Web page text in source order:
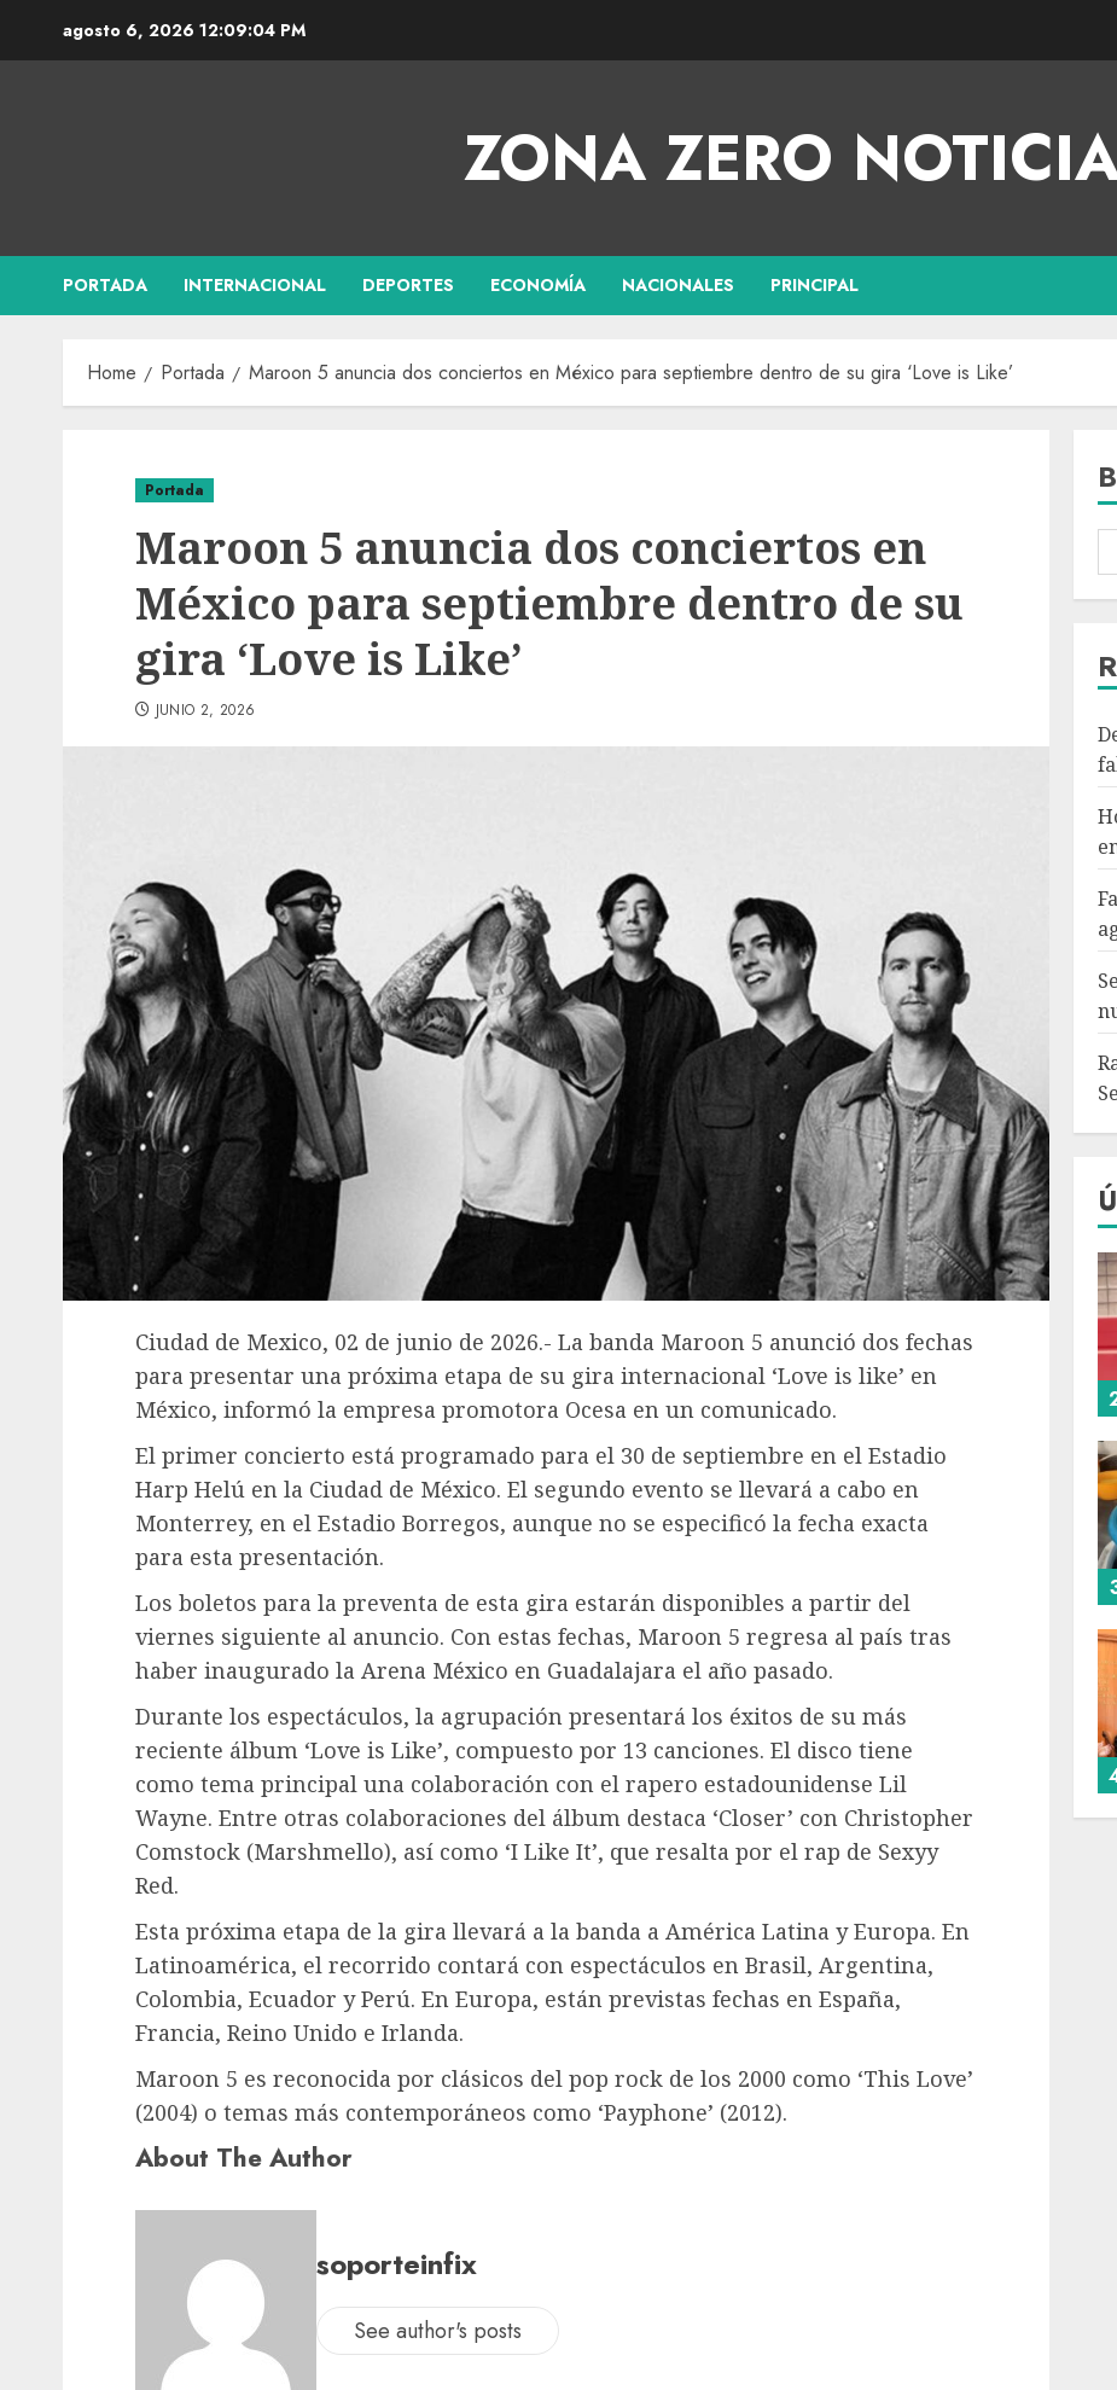
agosto 6, 2026 12:09:04 PM
ZONA ZERO
PORTADA INTERNACIONAL DEPORTES ECONOMÍA NACIONALES PRINCIPAL
Home Portada Maroon 5 anuncia dos conciertos en México para septiembre dentro de su gira ‘Love is Like’
Portada
Maroon 5 anuncia dos conciertos en
México para septiembre dentro de su
gira ‘Love is Like’
JUNIO 2, 2026
Ciudad de Mexico, 02 de junio de 2026.- La banda Maroon 5 anunció dos fechas
para presentar una próxima etapa de su gira internacional ‘Love is like’ en
México, informó la empresa promotora Ocesa en un comunicado.
El primer concierto está programado para el 30 de septiembre en el Estadio
Harp Helú en la Ciudad de México. El segundo evento se llevará a cabo en
Monterrey, en el Estadio Borregos, aunque no se especificó la fecha exacta
para esta presentación.
Los boletos para la preventa de esta gira estarán disponibles a partir del
viernes siguiente al anuncio. Con estas fechas, Maroon 5 regresa al país tras
haber inaugurado la Arena México en Guadalajara el año pasado.
Durante los espectáculos, la agrupación presentará los éxitos de su más
reciente álbum ‘Love is Like’, compuesto por 13 canciones. El disco tiene
como tema principal una colaboración con el rapero estadounidense Lil
Wayne. Entre otras colaboraciones del álbum destaca ‘Closer’ con Christopher
Comstock (Marshmello), así como ‘I Like It’, que resalta por el rap de Sexyy
Red.
Esta próxima etapa de la gira llevará a la banda a América Latina y Europa. En
Latinoamérica, el recorrido contará con espectáculos en Brasil, Argentina,
Colombia, Ecuador y Perú. En Europa, están previstas fechas en España,
Francia, Reino Unido e Irlanda.
Maroon 5 es reconocida por clásicos del pop rock de los 2000 como ‘This Love’
(2004) o temas más contemporáneos como ‘Payphone’ (2012).
About The Author
soporteinfix
See author's posts